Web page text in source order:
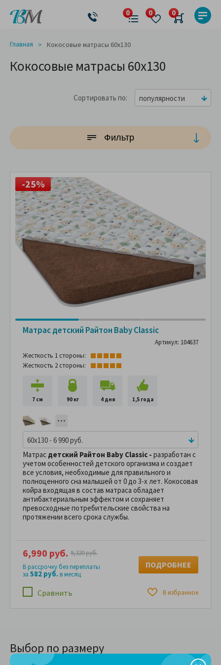
Главная Кокосовые матрасы 60x130
Кокосовые матрасы 60x130
Сортировать по популярности
Фильтр
-25%
Матрас детский Райтон Baby Classic
Артикул: 104637
Жесткость 1 стороны:
Жесткость 2 стороны:
7 см 90 кг 4 дня 1,5 года
60x130 - 6 990 руб.
Матрас детский Райтон Baby Classic - разработан с
учетом особенностей детского организма и создает
все условия, необходимые для правильного и
полноценного сна малышей от 0 до 3-х лет. Кокосовая
койра входящая в состав матраса обладает
антибактериальным эффектом и сохраняет
превосходные потребительские свойства на
протяжении всего срока службы.
Сравнить В избранное
6,990 руб. 9,320 руб.
В рассрочку без переплаты
за 582 руб.в месяц
ПОДРОБНЕЕ
Выбор по размеру